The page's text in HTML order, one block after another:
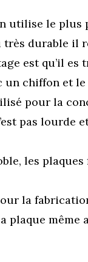
utilise le
très durable il
est qu’il
un chiffon et
pour la
pas lourde
les
la
plaque même